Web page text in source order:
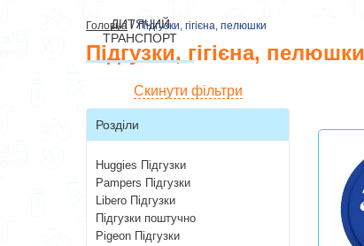
ДИТЯЧИЙ
ТРАНСПОРТ
Головна/Підгузки, гігієна, пелюшки
Підгузки, гігієна, пелюшки
Скинути фільтри
Розділи
Huggies Підгузки
Pampers Підгузки
Libero Підгузки
Підгузки поштучно
Pigeon Підгузки